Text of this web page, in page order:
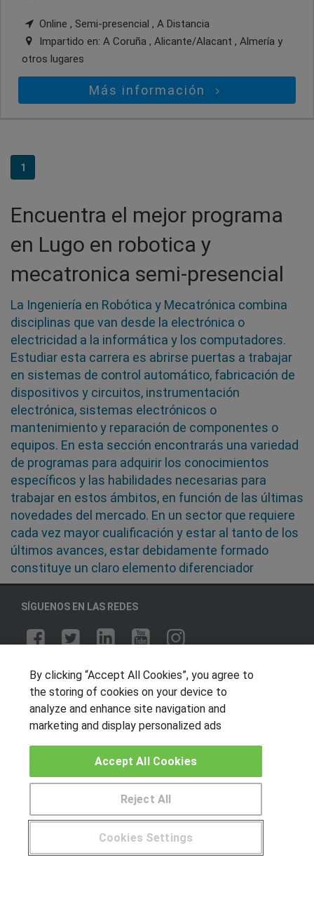
Online , Semi-presencial , A Distancia
Impartido en: A Coruña , Alicante/Alacant , Almería y
otros lugares
Más información
1
Encuentra el mejor programa
en Lugo en robotica y
mecatronica semi-presencial
La Ingeniería en Robótica y Mecatrónica combina
disciplinas que van desde la electrónica o
electricidad a la informática y los computadores.
Estudiar esta carrera es abrirse puertas a trabajar
en sistemas de control automático, fabricación de
dispositivos y circuitos, instrumentación
electrónica, sistemas electrónicos o
mantenimiento y reparación de componentes o
equipos. En esta sección encontrarás una variedad
de programas para adquirir los conocimientos
específicos y las habilidades necesarias para
trabajar en estos ámbitos, en función de las últimas
novedades del mercado. En un sector que requiere
cada vez mayor cualificación y estar al tanto de los
últimos avances, estar debidamente formado
constituye un claro elemento diferenciador
SÍGUENOS EN LAS REDES
OTROS GRUPOS DE INTERES
Muro de los idiomas
Hablemos de empleo
CENTROS DE FORMACIÓN
¿Tienes alguna duda? 900 264 357
By clicking “Accept All Cookies”, you agree to
the storing of cookies on your device to
analyze and enhance site navigation and
marketing and display personalized ads
Cookies Settings
Reject All
Accept All Cookies